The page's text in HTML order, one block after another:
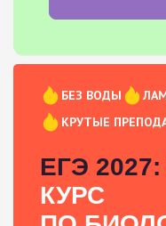
БЕЗ ВОДЫ
КРУТЫЕ
ЕГЭ 2027:
КУРС